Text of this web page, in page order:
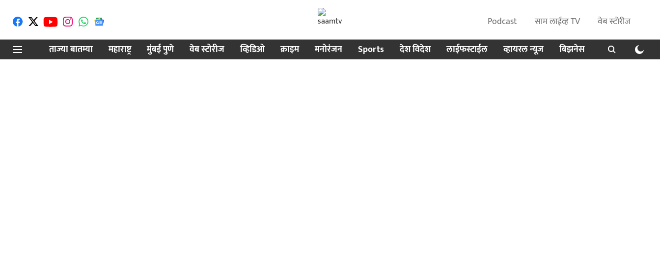
Podcast साम लाईव्ह TV
वेब स्टोरीज
ताज्या बातम्या
महाराष्ट्र मुंबई पुणे वेब स्टोरीज व्हिडिओ क्राइम मनोरंजन Sports देश विदेश लाईफस्टाईल व्हायरल न्यूज बिझनेस